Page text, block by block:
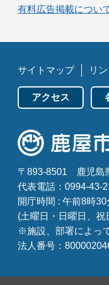
有料広告掲載につい
サイトマップ リ
アクセス
〒893-8501
鹿児島
代表電話：0994-43-
開庁時間 : 午前8時
(土曜日・日曜日、
※施設、部署によっ
法人番号：